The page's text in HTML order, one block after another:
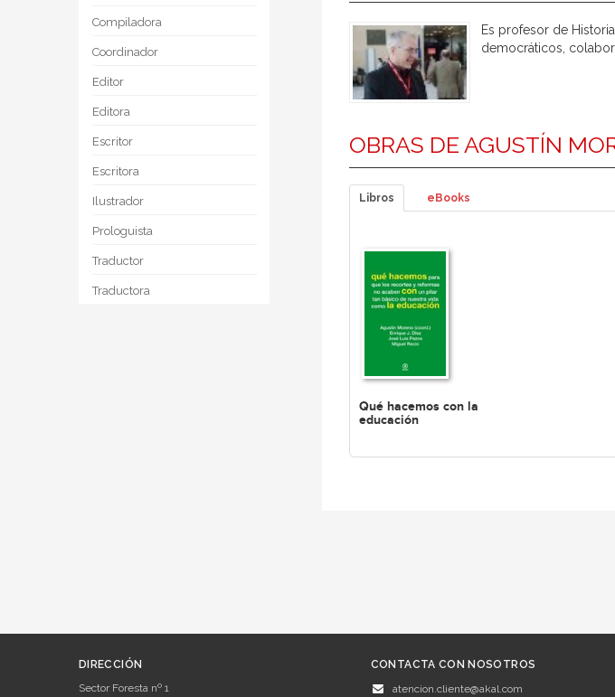
Compiladora
Coordinador
Editor
Editora
Escritor
Escritora
Ilustrador
Prologuista
Traductor
Traductora
Es profesor de
democráticos,
OBRAS DE AGUSTÍN
Libros eBooks
Qué hacemos con la
educación
DIRECCIÓN
Sector Foresta nº 1
CONTACTA CON NOSOTROS
atencion.cliente@akal.com